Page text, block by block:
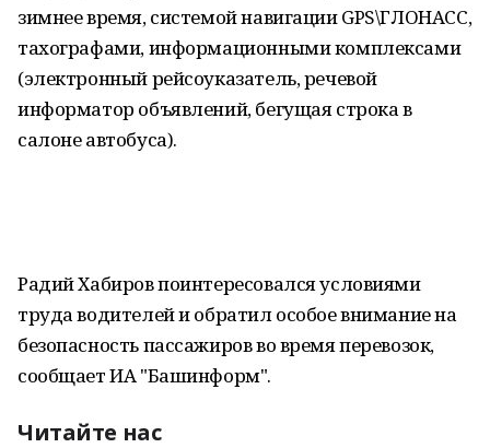
зимнее время, системой навигации GPS\ГЛОНАСС,
тахографами, информационными комплексами
(электронный рейсоуказатель, речевой
информатор объявлений, бегущая строка в
салоне автобуса).
Радий Хабиров поинтересовался условиями
труда водителей и обратил особое внимание на
безопасность пассажиров во время перевозок,
сообщает ИА "Башинформ".
Читайте нас